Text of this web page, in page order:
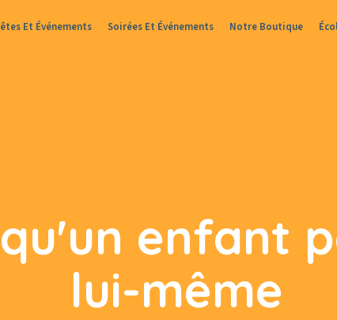
Et Événements Soirées Et Événements Notre Boutique
enfant
lui-même